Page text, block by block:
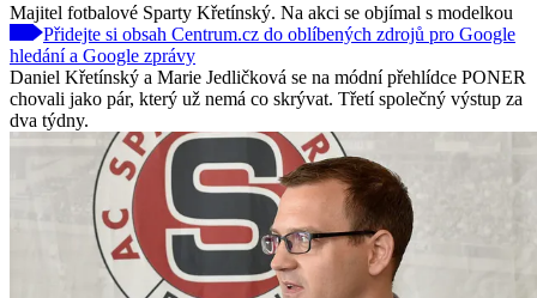
Majitel fotbalové Sparty Křetínský. Na akci se objímal s modelkou
Přidejte si obsah Centrum.cz do oblíbených zdrojů pro Google
hledání a Google zprávy
Daniel Křetínský a Marie Jedličková se na módní přehlídce PONER
chovali jako pár, který už nemá co skrývat. Třetí společný výstup za
dva týdny.